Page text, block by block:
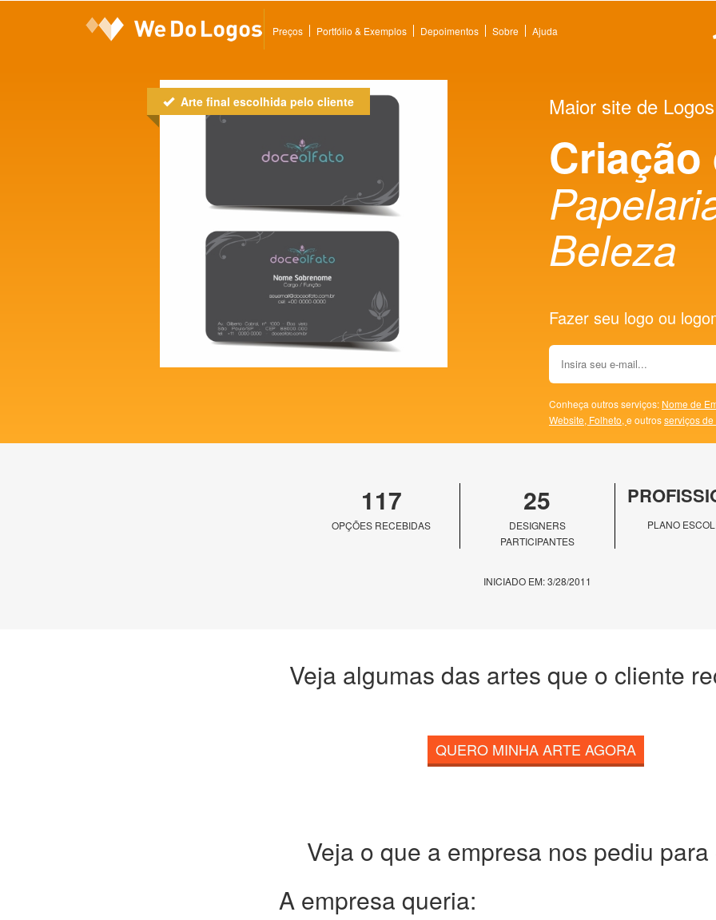
Preços Portfólio & Exemplos Depoimentos Sobre Ajuda
Arte final escolhida pelo cliente Maior site de
Criação
Beleza
Fazer seu logo ou
Conheça outros serviços: Nome de
Website, Folheto, e outrosserviços
117
OPÇÕES RECEBIDAS
25
DESIGNERS
PARTICIPANTES
PLANO
INICIADO EM: 3/28/2011
Veja algumas das artes que o cliente
QUERO MINHA ARTE AGORA
Veja o que a empresa nos pediu para
A empresa queria: